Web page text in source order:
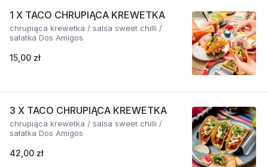
1 X TACO CHRUPIĄCA KREWETKA
chrupiąca krewetka / salsa sweet chilli /
sałatka Dos Amigos
15,00 zł
3 X TACO CHRUPIĄCA KREWETKA
chrupiąca krewetka / salsa sweet chilli /
sałatka Dos Amigos
42,00 zł